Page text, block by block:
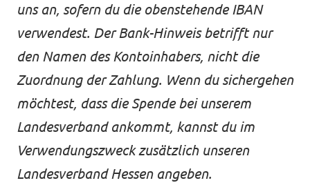
uns an, sofern du die obenstehende IBAN
verwendest. Der Bank-Hinweis betrifft nur
den Namen des Kontoinhabers, nicht die
Zuordnung der Zahlung. Wenn du sichergehen
möchtest, dass die Spende bei unserem
Landesverband ankommt, kannst du im
Verwendungszweck zusätzlich unseren
Landesverband Hessen angeben.